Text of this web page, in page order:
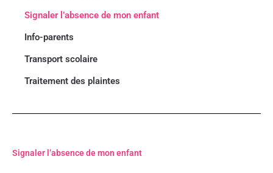
Signaler l’absence de mon enfant
Info-parents
Transport scolaire
Traitement des plaintes
Signaler l’absence de mon enfant